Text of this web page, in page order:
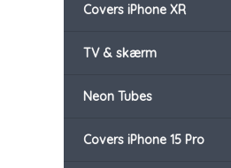
Covers iPhone XR
TV & skærm
Neon Tubes
Covers iPhone 15 Pro